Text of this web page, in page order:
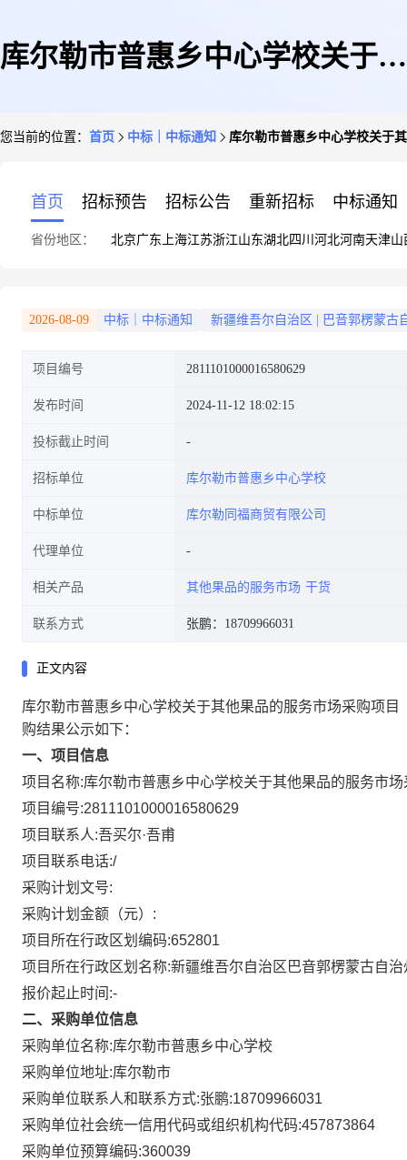
库尔勒市普惠乡中心学校关于其
您当前的位置： 首页 中标｜中标通知 库尔勒市普惠乡中心学校关于
首页 招标预告 招标公告 重新招标 中标通知
省份地区： 北京广东 上海江苏浙江山东湖北四川 河北河南天津山
2026-08-09 中标｜中标通知 新疆维吾尔自治区 巴音郭楞蒙古
项目编号 2811101000016580629
发布时间 2024-11-12 18:02:15
投标截止时间
招标单位 库尔勒市普惠乡中心学校
中标单位 库尔勒同福商贸有限公司
代理单位
相关产品 其他果品的服务市场 干货
联系方式 张鹏：18709966031
正文内容
库尔勒市普惠乡中心学校关于其他果品的服务市场采购项目
购结果公示如下：
一、项目信息
项目名称:库尔勒市普惠乡中心学校关于其他果品的服务市
项目编号:2811101000016580629
项目联系人:吾买尔·吾甫
项目联系电话:/
采购计划文号:
采购计划金额（元）:
项目所在行政区划编码:652801
项目所在行政区划名称:新疆维吾尔自治区巴音郭楞蒙古自
报价起止时间:-
二、采购单位信息
采购单位名称:库尔勒市普惠乡中心学校
采购单位地址:库尔勒市
采购单位联系人和联系方式:张鹏:18709966031
采购单位社会统一信用代码或组织机构代码:457873864
采购单位预算编码:360039